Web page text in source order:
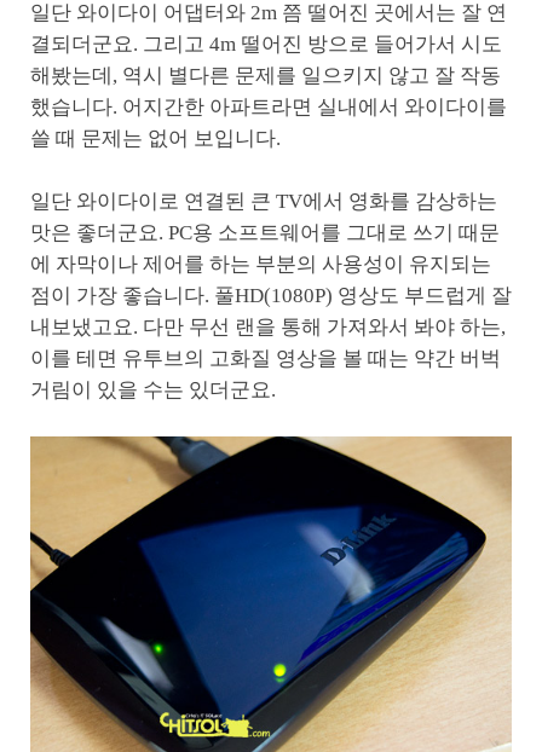
일단 와이다이 어댑터와 2m 쯤 떨어진 곳에서는 잘 연
결되더군요. 그리고 4m 떨어진 방으로 들어가서 시도
해봤는데, 역시 별다른 문제를 일으키지 않고 잘 작동
했습니다. 어지간한 아파트라면 실내에서 와이다이를
쓸 때 문제는 없어 보입니다.
일단 와이다이로 연결된 큰 TV에서 영화를 감상하는
맛은 좋더군요. PC용 소프트웨어를 그대로 쓰기 때문
에 자막이나 제어를 하는 부분의 사용성이 유지되는
점이 가장 좋습니다. 풀HD(1080P) 영상도 부드럽게 잘
내보냈고요. 다만 무선 랜을 통해 가져와서 봐야 하는,
이를 테면 유투브의 고화질 영상을 볼 때는 약간 버벅
거림이 있을 수는 있더군요.